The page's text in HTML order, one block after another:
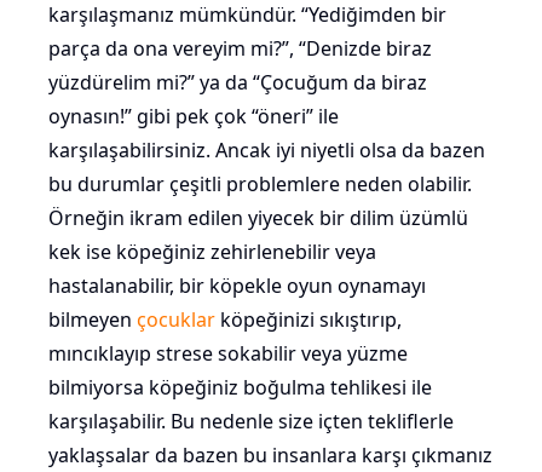
karşılaşmanız mümkündür. “Yediğimden bir
parça da ona vereyim mi?”, “Denizde biraz
yüzdürelim mi?” ya da “Çocuğum da biraz
oynasın!” gibi pek çok “öneri” ile
karşılaşabilirsiniz. Ancak iyi niyetli olsa da bazen
bu durumlar çeşitli problemlere neden olabilir.
Örneğin ikram edilen yiyecek bir dilim üzümlü
kek ise köpeğiniz zehirlenebilir veya
hastalanabilir, bir köpekle oyun oynamayı
bilmeyen çocuklar köpeğinizi sıkıştırıp,
mıncıklayıp strese sokabilir veya yüzme
bilmiyorsa köpeğiniz boğulma tehlikesi ile
karşılaşabilir. Bu nedenle size içten tekliflerle
yaklaşsalar da bazen bu insanlara karşı çıkmanız